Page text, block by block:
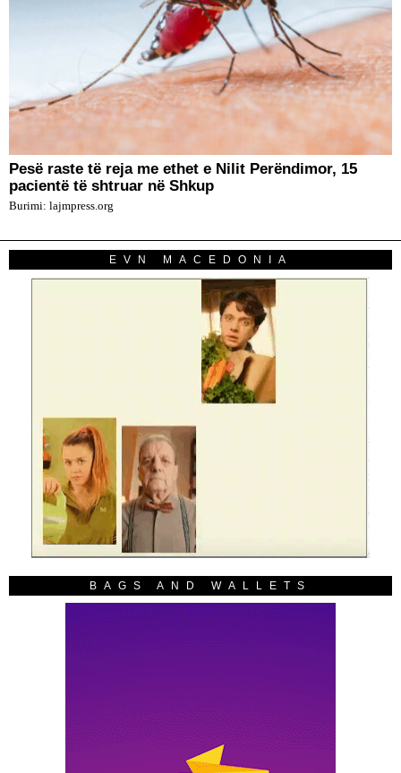
Pesë raste të reja me ethet e Nilit Perëndimor, 15
pacientë të shtruar në Shkup
Burimi: lajmpress.org
EVN MACEDONIA
BAGS AND WALLETS